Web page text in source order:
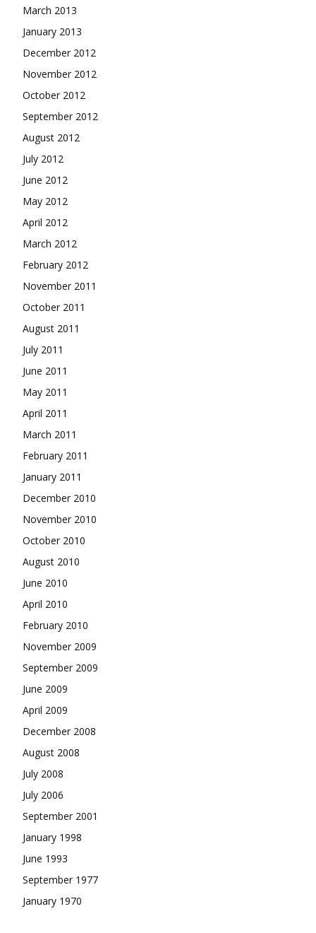
March 2013
January 2013
December 2012
November 2012
October 2012
September 2012
August 2012
July 2012
June 2012
May 2012
April 2012
March 2012
February 2012
November 2011
October 2011
August 2011
July 2011
June 2011
May 2011
April 2011
March 2011
February 2011
January 2011
December 2010
November 2010
October 2010
August 2010
June 2010
April 2010
February 2010
November 2009
September 2009
June 2009
April 2009
December 2008
August 2008
July 2008
July 2006
September 2001
January 1998
June 1993
September 1977
January 1970